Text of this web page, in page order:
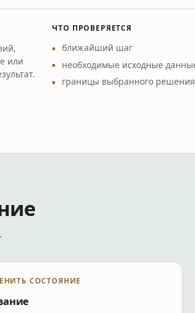
или
ЧТО ПРОВЕРЯЕТСЯ
ближайший шаг
необходимые исходные
границы выбранного решения
СОСТОЯНИЕ